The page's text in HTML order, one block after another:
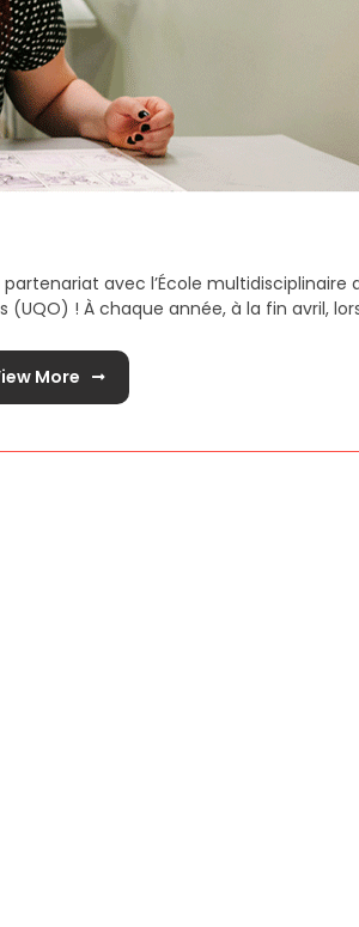
avec l’École multidisciplinaire
(UQO) ! À chaque année, à la fin avril,
More